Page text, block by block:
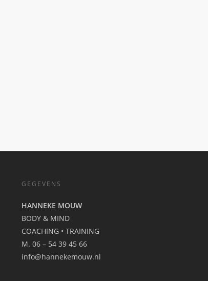
GEGEVENS
HANNEKE MOUW
BODY & MIND
COACHING • TRAINING
M. 06 – 54 39 45 66
info@hannekemouw.nl